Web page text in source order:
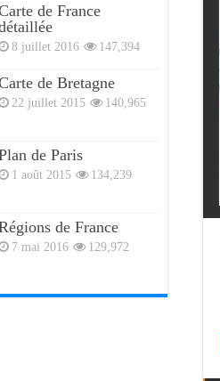
de France
8 juillet 2016 147,394
de Bretagne
22 juillet 2015 140,965
de Paris
1 août 2015 134,239
de France
7 mai 2016 129,972